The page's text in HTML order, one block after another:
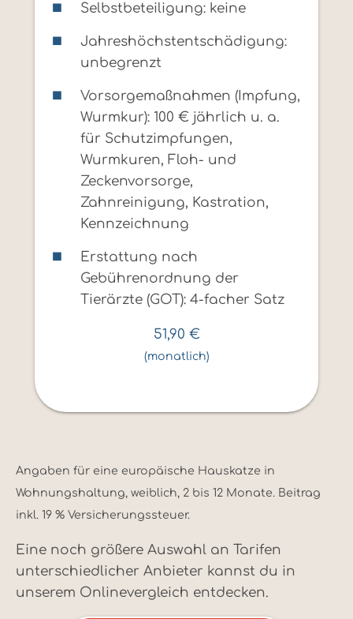
Selbstbeteiligung: keine
Jahreshöchstentschädigung:
unbegrenzt
Vorsorgemaßnahmen (Impfung,
Wurmkur): 100 € jährlich u. a.
für Schutzimpfungen,
Wurmkuren, Floh- und
Zeckenvorsorge,
Zahnreinigung, Kastration,
Kennzeichnung
Erstattung nach
Gebührenordnung der
Tierärzte (GOT): 4-facher Satz
51,90 €
(monatlich)
Angaben für eine europäische Hauskatze in
Wohnungshaltung, weiblich, 2 bis 12 Monate. Beitrag
inkl. 19 % Versicherungssteuer.
Eine noch größere Auswahl an Tarifen
unterschiedlicher Anbieter kannst du in
unserem Onlinevergleich entdecken.